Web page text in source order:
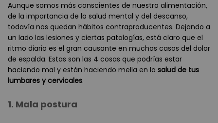
Aunque somos más conscientes de nuestra alimentación,
de la importancia de la salud mental y del descanso,
todavía nos quedan hábitos contraproducentes. Dejando a
un lado las lesiones y ciertas patologías, está claro que el
ritmo diario es el gran causante en muchos casos del dolor
de espalda. Estas son las 4 cosas que podrías estar
haciendo mal y están haciendo mella en la salud de tus
lumbares y cervicales.
1. Mala postura